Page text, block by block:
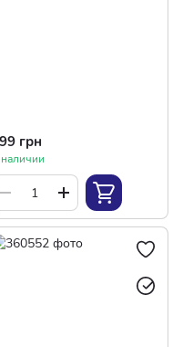
грн